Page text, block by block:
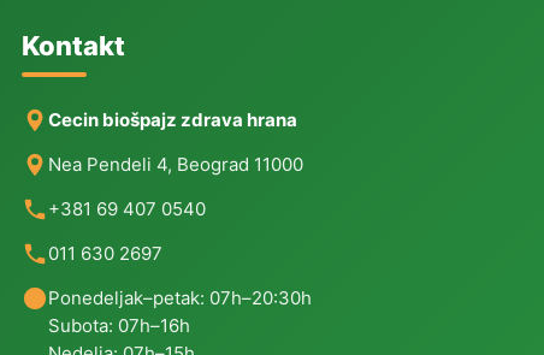
Kontakt
Cecin biošpajz zdrava hrana
Nea Pendeli 4, Beograd 11000
+381 69 407 0540
011 630 2697
Ponedeljak–petak: 07h–20:30h
Subota: 07h–16h